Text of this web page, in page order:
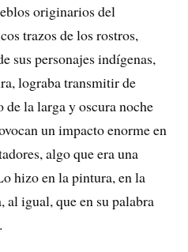
originarios del
trazos de los rostros,
sus personajes indígenas,
lograba transmitir de
la larga y oscura noche
un impacto enorme en
algo que era una
hizo en la pintura, en la
al igual, que en su palabra